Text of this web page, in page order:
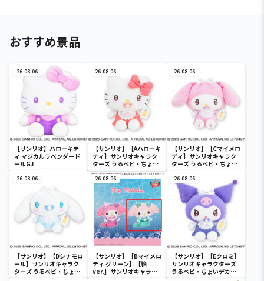
おすすめ景品
26.08.06
【サンリオ】ハローキテ
ィ マジカルラベンダード
ールGJ
26.08.06
【サンリオ】【Aハローキ
ティ】サンリオキャラク
ターズ うるベビ・ちょい
デカドール
26.08.06
【サンリオ】【Cマイメロ
ディ】サンリオキャラク
ターズ うるベビ・ちょい
26.08.06
【サンリオ】【Dシナモロ
ール】サンリオキャラク
ターズ うるベビ・ちょい
26.08.06
【サンリオ】【Bマイメロ
ディ グリーン】【箱
ver.】サンリオキャラク
26.08.06
【サンリオ】【Eクロミ】
サンリオキャラクターズ
うるベビ・ちょいデカド